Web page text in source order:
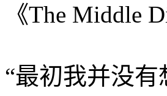
《The Middle
“最初我并没